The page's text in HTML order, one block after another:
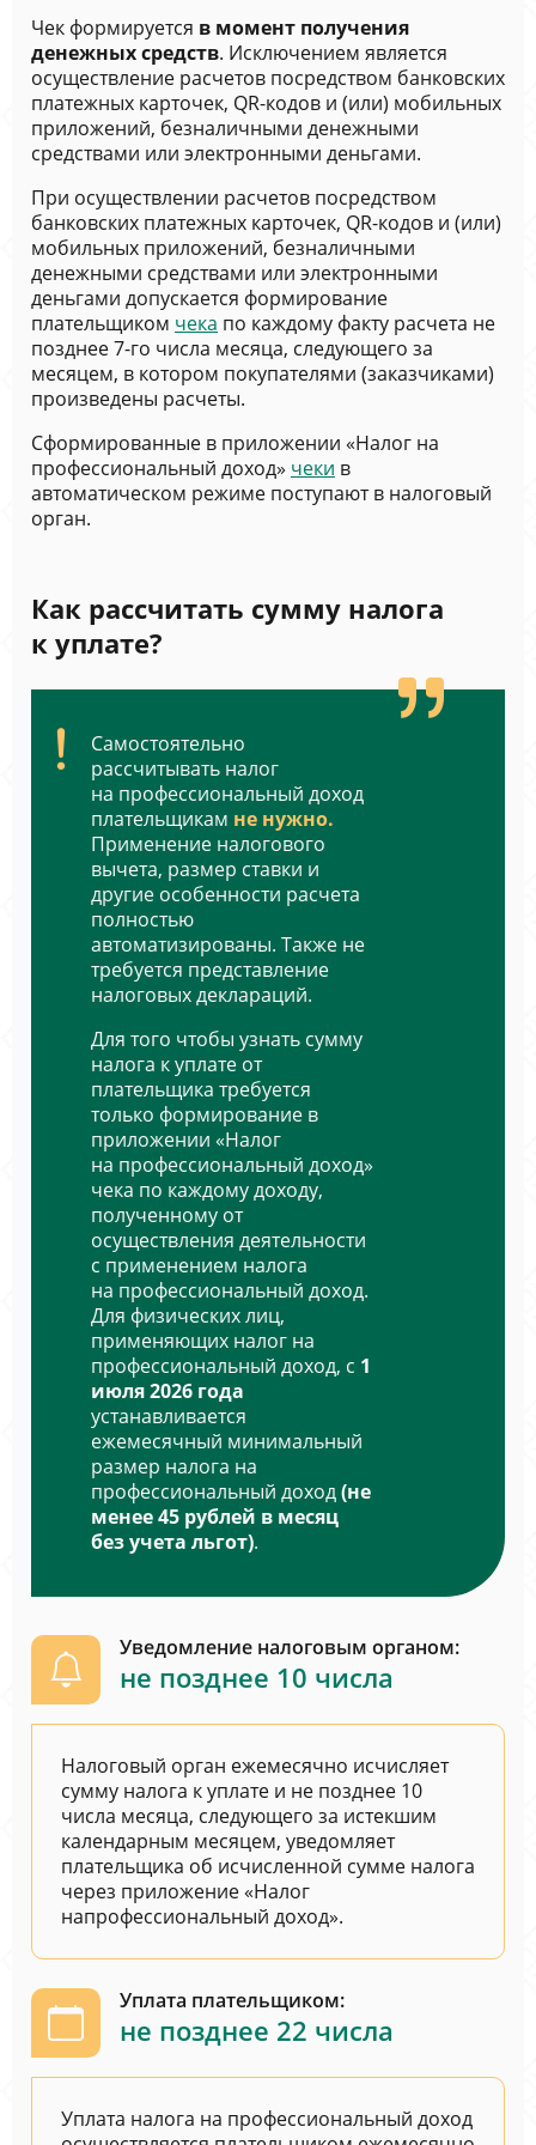
Чек формируется в момент получения
денежных средств. Исключением является
осуществление расчетов посредством банковских
платежных карточек, QR-кодов и (или) мобильных
приложений, безналичными денежными
средствами или электронными деньгами.
При осуществлении расчетов посредством
банковских платежных карточек, QR-кодов и (или)
мобильных приложений, безналичными
денежными средствами или электронными
деньгами допускается формирование
плательщиком чека по каждому факту расчета не
позднее 7-го числа месяца, следующего за
месяцем, в котором покупателями (заказчиками)
произведены расчеты.
Сформированные в приложении «Налог на
профессиональный доход» чеки в
автоматическом режиме поступают в налоговый
орган.
Как рассчитать сумму налога
к уплате?
Самостоятельно
рассчитывать налог
на профессиональный доход
плательщикам не нужно.
Применение налогового
вычета, размер ставки и
другие особенности расчета
полностью
автоматизированы. Также не
требуется представление
налоговых деклараций.
Для того чтобы узнать сумму
налога к уплате от
плательщика требуется
только формирование в
приложении «Налог
на профессиональный доход»
чека по каждому доходу,
полученному от
осуществления деятельности
с применением налога
на профессиональный доход.
Для физических лиц,
применяющих налог на
профессиональный доход, с 1
июля 2026 года
устанавливается
ежемесячный минимальный
размер налога на
профессиональный доход(не
менее 45 рублей в месяц
без учета льгот).
Уведомление налоговым органом:
не позднее 10 числа
Налоговый орган ежемесячно исчисляет
сумму налога к уплате и не позднее 10
числа месяца, следующего за истекшим
календарным месяцем, уведомляет
плательщика об исчисленной сумме налога
через приложение «Налог
напрофессиональный доход».
Уплата плательщиком:
не позднее 22 числа
Уплата налога на профессиональный доход